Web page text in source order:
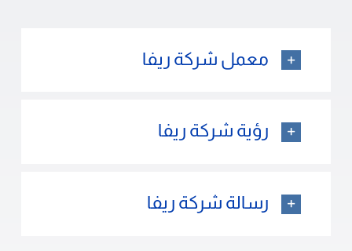
معمل شركة ريفا
رؤية شركة ريفا
رسالة شركة ريفا